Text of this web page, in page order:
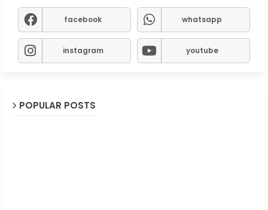
facebook whatsapp
instagram youtube
POPULAR POSTS